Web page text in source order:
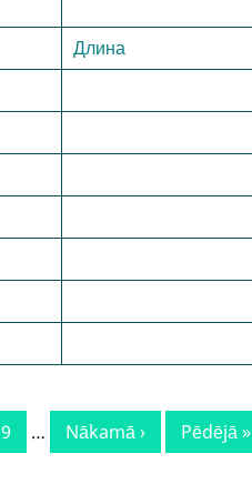
Длина
Lapa
9 …
Next
Nākamā ›
Last
Pēdējā »